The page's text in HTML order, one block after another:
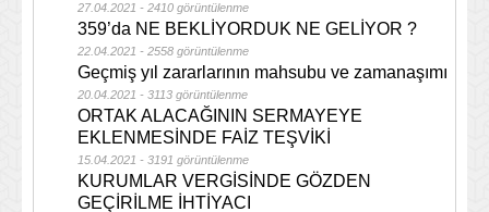
27.04.2021 - 2410 görüntülenme
359’da NE BEKLİYORDUK NE GELİYOR ?
22.04.2021 - 2558 görüntülenme
Geçmiş yıl zararlarının mahsubu ve zamanaşımı
20.04.2021 - 3113 görüntülenme
ORTAK ALACAĞININ SERMAYEYE
EKLENMESİNDE FAİZ TEŞVİKİ
15.04.2021 - 3191 görüntülenme
KURUMLAR VERGİSİNDE GÖZDEN
GEÇİRİLME İHTİYACI